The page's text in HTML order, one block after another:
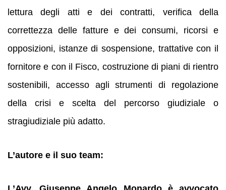
lettura degli atti e dei contratti, verifica della
correttezza delle fatture e dei consumi, ricorsi e
opposizioni, istanze di sospensione, trattative con il
fornitore e con il Fisco, costruzione di piani di rientro
sostenibili, accesso agli strumenti di regolazione
della crisi e scelta del percorso giudiziale o
stragiudiziale più adatto.
L’autore e il suo team: